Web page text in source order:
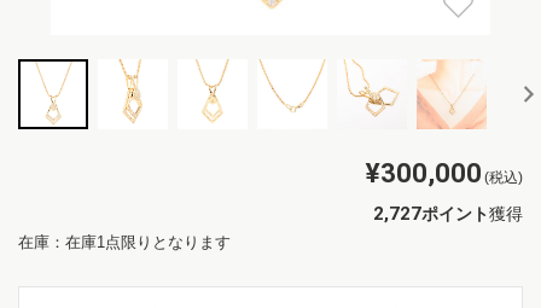
¥300,000 (税込)
2,727ポイント獲得
在庫：在庫1点限りとなります